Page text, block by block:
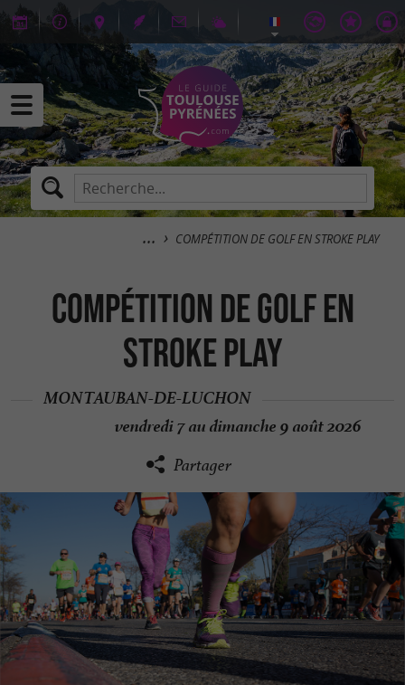
COMPÉTITION DE GOLF EN STROKE PLAY
COMPÉTITION DE GOLF EN
STROKE PLAY
MONTAUBAN-DE-LUCHON
vendredi 7 au dimanche 9 août 2026
Partager